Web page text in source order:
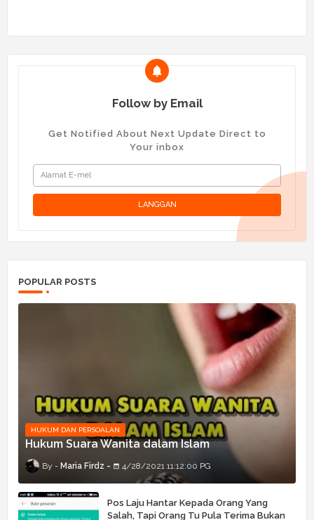
Follow by Email
Get Notified About Next Update Direct to
Your inbox
POPULAR POSTS
HUKUM DAN PERSOALAN
Hukum Suara Wanita dalam Islam
Maria Firdz 4/28/2021 11:12:00 PG
Pos Laju Hantar Kepada Orang Yang
Salah, Tapi Orang Tu Pula Terima Bukan